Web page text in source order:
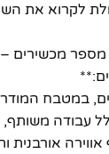
לקרוא את
במטבח
עבודה משותף,
אורבנית